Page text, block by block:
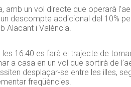
un vol directe que operarà
un descompte addicional del 10%
Alacant i València.
16:40 es farà el trajecte de
a casa en un vol que sortirà de
desplaçar-se entre les illes,
freqüències.